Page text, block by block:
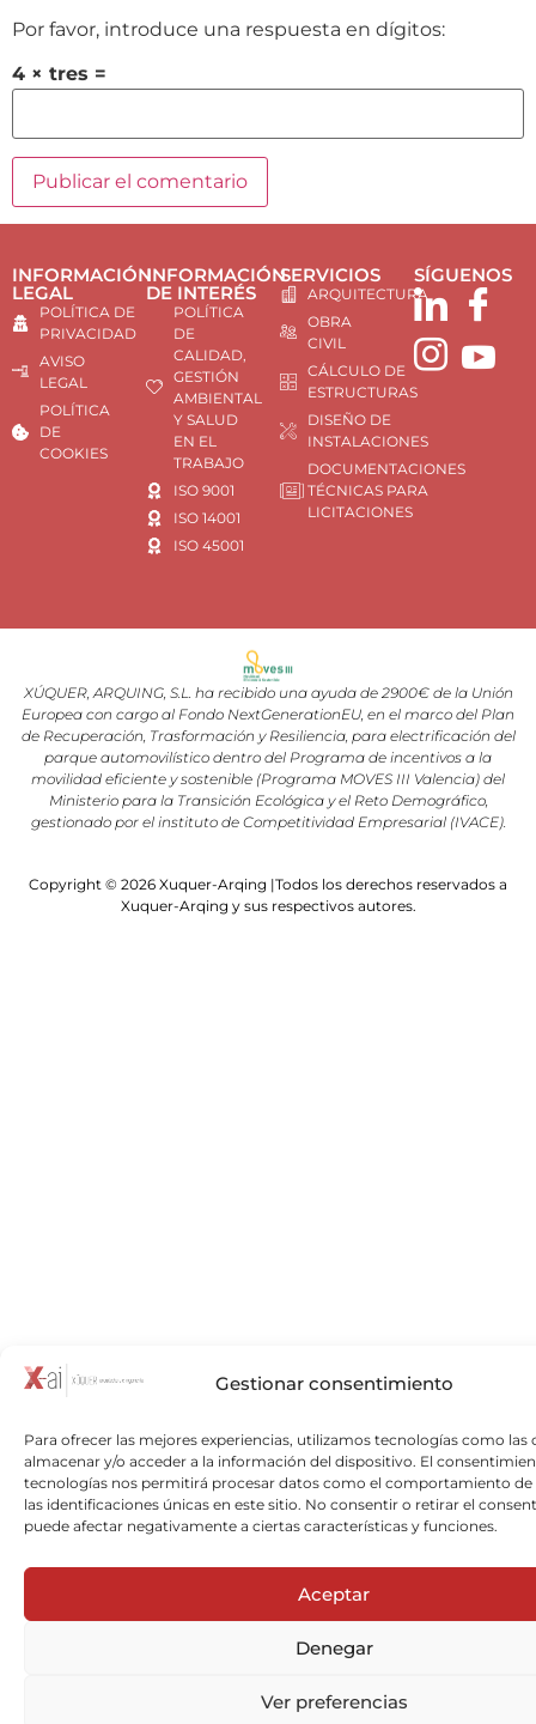
Gestionar consentimiento
Para ofrecer las mejores experiencias, utilizamos tecnologías como las
almacenar y/o acceder a la información del dispositivo. El
tecnologías nos permitirá procesar datos como el comportamiento de
las identificaciones únicas en este sitio. No consentir o retirar el
puede afectar negativamente a ciertas características y funciones.
Aceptar
Denegar
Ver preferencias
Por favor, introduce una respuesta en dígitos:
4 × tres =
INFORMACIÓN
LEGAL
POLÍTICA DE
PRIVACIDAD
AVISO
LEGAL
POLÍTICA
DE
COOKIES
INFORMACIÓN
DE INTERÉS
POLÍTICA
DE
CALIDAD,
GESTIÓN
AMBIENTAL
Y SALUD
EN EL
TRABAJO
ISO 9001
ISO 14001
ISO 45001
SERVICIOS
ARQUITECTURA
OBRA
CIVIL
CÁLCULO DE
ESTRUCTURAS
DISEÑO DE
INSTALACIONES
DOCUMENTACIONES
TÉCNICAS PARA
LICITACIONES
SÍGUENOS
XÚQUER, ARQUING, S.L. ha recibido una ayuda de 2900€ de la Unión
Europea con cargo al Fondo NextGenerationEU, en el marco del Plan
de Recuperación, Trasformación y Resiliencia, para electrificación del
parque automovilístico dentro del Programa de incentivos a la
movilidad eficiente y sostenible (Programa MOVES III Valencia) del
Ministerio para la Transición Ecológica y el Reto Demográfico,
gestionado por el instituto de Competitividad Empresarial (IVACE).
Copyright © 2026 Xuquer-Arqing |Todos los derechos reservados a
Xuquer-Arqing y sus respectivos autores.